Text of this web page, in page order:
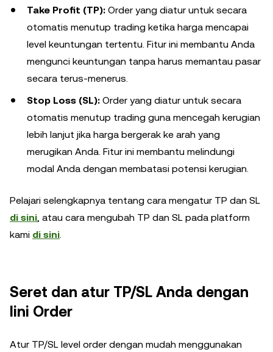
Take Profit (TP): Order yang diatur untuk secara
otomatis menutup trading ketika harga mencapai
level keuntungan tertentu. Fitur ini membantu Anda
mengunci keuntungan tanpa harus memantau pasar
secara terus-menerus.
Stop Loss (SL): Order yang diatur untuk secara
otomatis menutup trading guna mencegah kerugian
lebih lanjut jika harga bergerak ke arah yang
merugikan Anda. Fitur ini membantu melindungi
modal Anda dengan membatasi potensi kerugian.
Pelajari selengkapnya tentang cara mengatur TP dan SL
di sini, atau cara mengubah TP dan SL pada platform
kami di sini.
Seret dan atur TP/SL Anda dengan
lini Order
Atur TP/SL level order dengan mudah menggunakan